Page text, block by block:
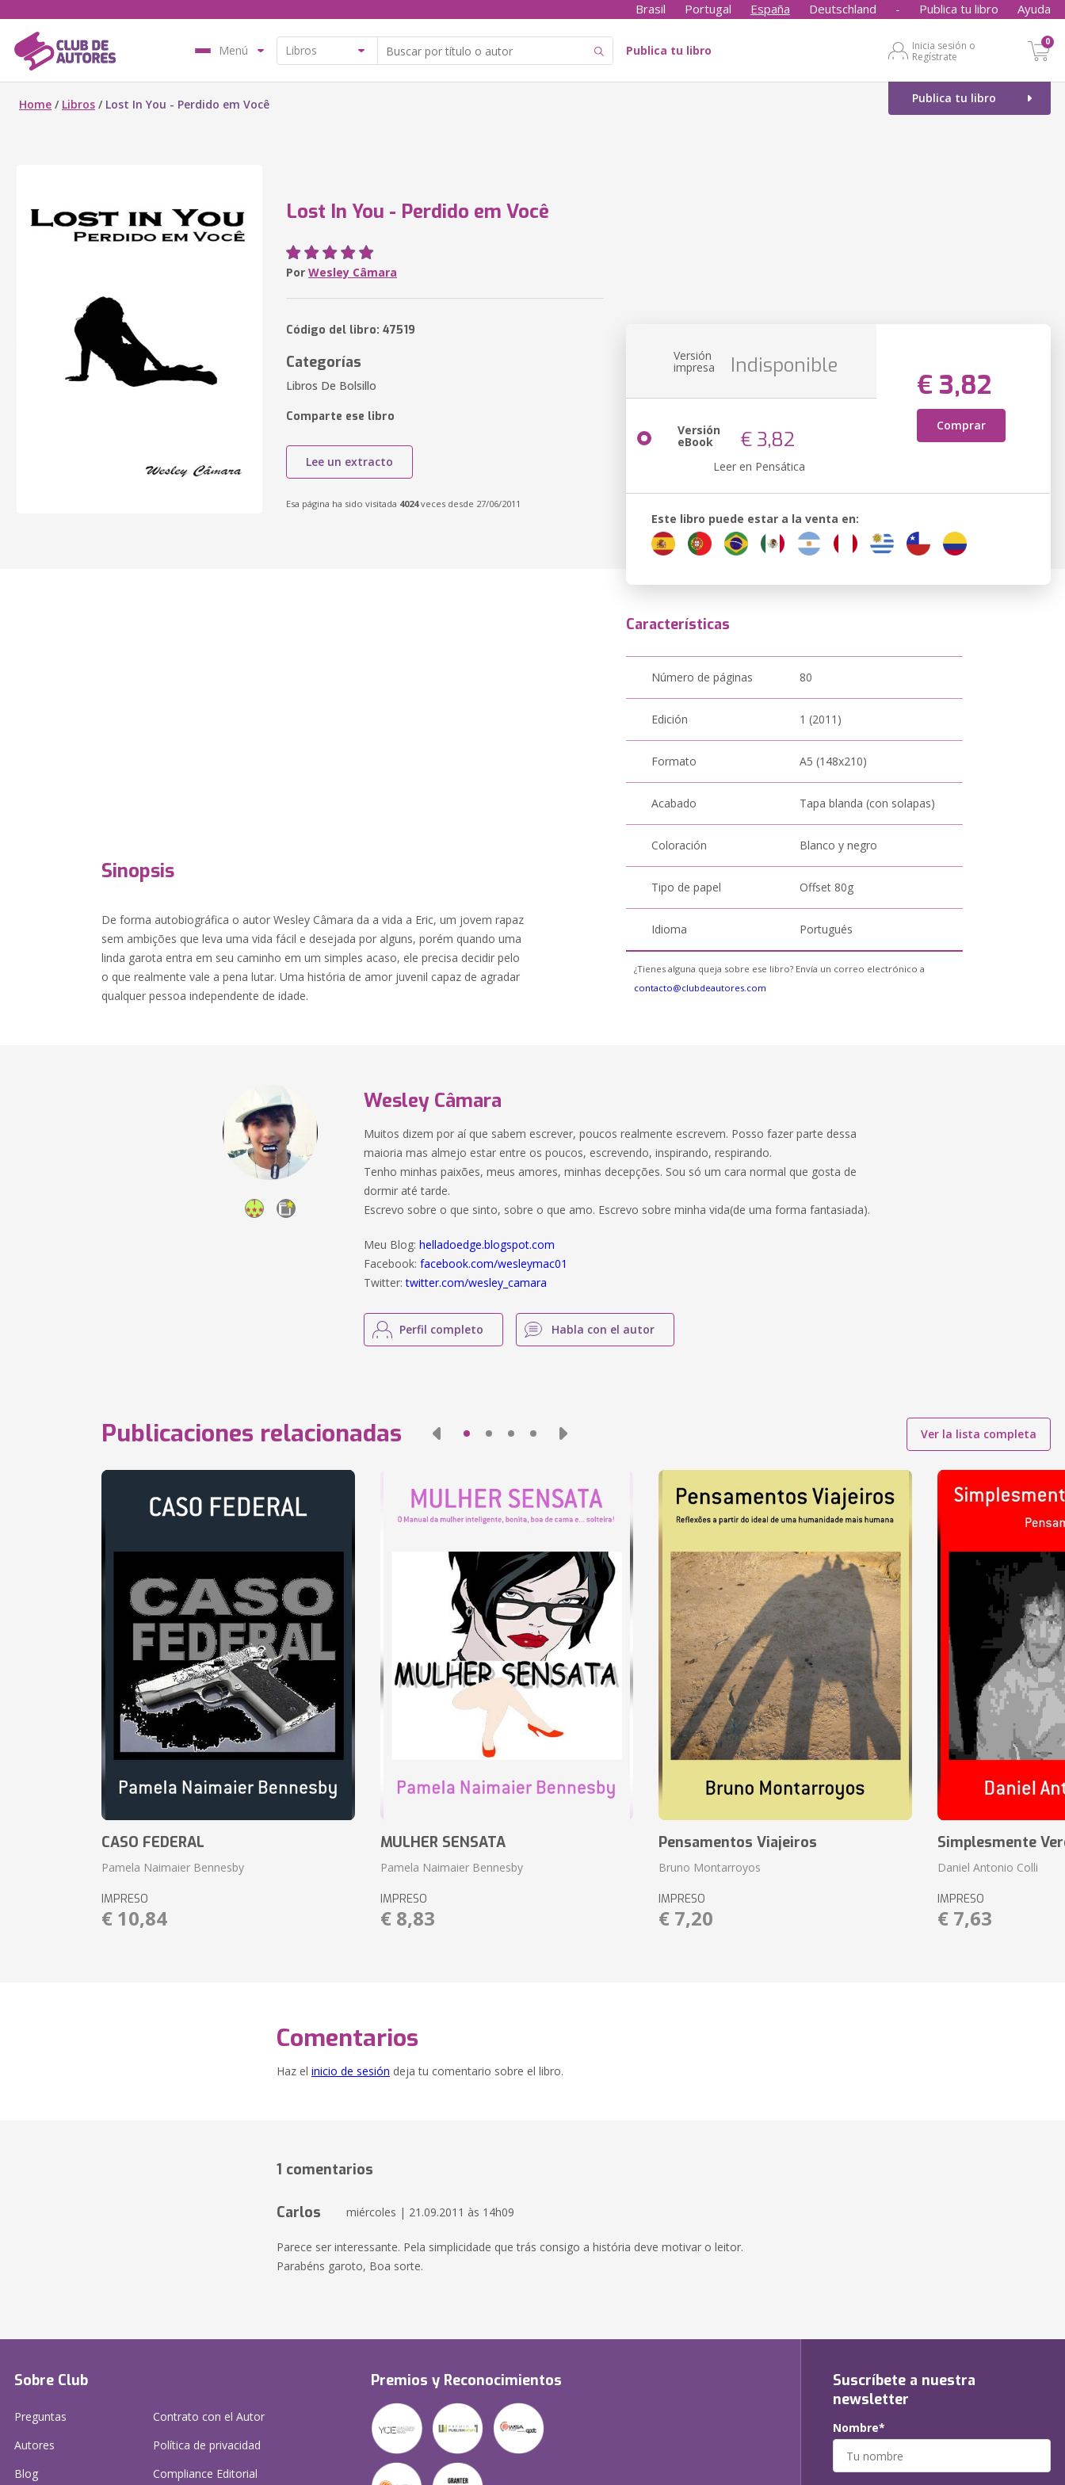
Brasil Portugal España Deutschland - Publica tu libro Ayuda
Menú Publica tu libro
Inicia sesión o
Regístrate
0
Publica tu libro
Home / Libros / Lost In You - Perdido em Você
Lost In You - Perdido em Você
Por Wesley Câmara
Código del libro: 47519
Categorías
Libros De Bolsillo
Comparte ese libro
Lee un extracto
Esa página ha sido visitada 4024veces desde 27/06/2011
Versión
impresa Indisponible
€ 3,82
Comprar
Versión
eBook € 3,82
Leer en Pensática
Este libro puede estar a la venta en:
Sinopsis
De forma autobiográfica o autor Wesley Câmara da a vida a Eric, um jovem rapaz
sem ambições que leva uma vida fácil e desejada por alguns, porém quando uma
linda garota entra em seu caminho em um simples acaso, ele precisa decidir pelo
o que realmente vale a pena lutar. Uma história de amor juvenil capaz de agradar
qualquer pessoa independente de idade.
Características
Número de páginas 80
Edición 1 (2011)
Formato A5 (148x210)
Acabado Tapa blanda (con solapas)
Coloración Blanco y negro
Tipo de papel Offset 80g
Idioma Portugués
¿Tienes alguna queja sobre ese libro? Envía un correo electrónico a
contacto@clubdeautores.com
Wesley Câmara
Muitos dizem por aí que sabem escrever, poucos realmente escrevem. Posso fazer parte dessa
maioria mas almejo estar entre os poucos, escrevendo, inspirando, respirando.
Tenho minhas paixões, meus amores, minhas decepções. Sou só um cara normal que gosta de
dormir até tarde.
Escrevo sobre o que sinto, sobre o que amo. Escrevo sobre minha vida(de uma forma fantasiada).
Meu Blog:helladoedge.blogspot.com
Facebook:facebook.com/wesleymac01
Twitter:twitter.com/wesley_camara
Perfil completo Habla con el autor
Publicaciones relacionadas Ver la lista completa
CASO FEDERAL
Pamela Naimaier Bennesby
IMPRESO
€ 10,84
MULHER SENSATA
Pamela Naimaier Bennesby
IMPRESO
€ 8,83
Pensamentos Viajeiros
Bruno Montarroyos
IMPRESO
€ 7,20
Simplesmente
Daniel Antonio Colli
IMPRESO
€ 7,63
Comentarios
Haz el inicio de sesión deja tu comentario sobre el libro.
1 comentarios
Carlos miércoles | 21.09.2011 às 14h09
Parece ser interessante. Pela simplicidade que trás consigo a história deve motivar o leitor.
Parabéns garoto, Boa sorte.
Sobre Club
Preguntas
Autores
Blog
Contrato con el Autor
Política de privacidad
Compliance Editorial
Premios y Reconocimientos
Suscríbete a nuestra
newsletter
Nombre*